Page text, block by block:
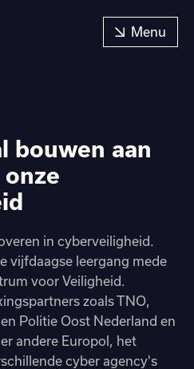
bouwen aan
in cyberveiligheid.
vijfdaagse leergang mede
voor Veiligheid.
zoals TNO,
Politie Oost Nederland en
andere Europol, het
cyber agency's